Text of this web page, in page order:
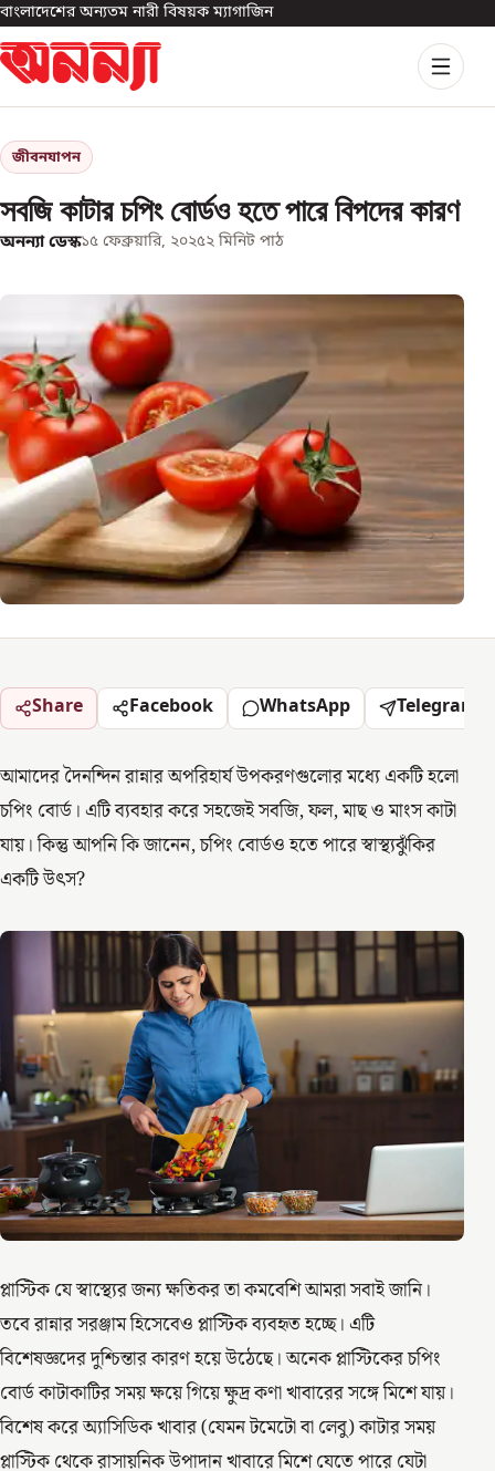
বাংলাদেশের অন্যতম নারী বিষয়ক ম্যাগাজিন
জীবনযাপন
সবজি কাটার চপিং বোর্ডও হতে পারে বিপদের কারণ
অনন্যা ডেস্ক১৫ ফেব্রুয়ারি, ২০২৫২ মিনিট পাঠ
Share Facebook WhatsApp Telegram
আমাদের দৈনন্দিন রান্নার অপরিহার্য উপকরণগুলোর মধ্যে একটি হলো
চপিং বোর্ড। এটি ব্যবহার করে সহজেই সবজি, ফল, মাছ ও মাংস কাটা
যায়। কিন্তু আপনি কি জানেন, চপিং বোর্ডও হতে পারে স্বাস্থ্যঝুঁকির
একটি উৎস?
প্লাস্টিক যে স্বাস্থ্যের জন্য ক্ষতিকর তা কমবেশি আমরা সবাই জানি।
তবে রান্নার সরঞ্জাম হিসেবেও প্লাস্টিক ব্যবহৃত হচ্ছে। এটি
বিশেষজ্ঞদের দুশ্চিন্তার কারণ হয়ে উঠেছে। অনেক প্লাস্টিকের চপিং
বোর্ড কাটাকাটির সময় ক্ষয়ে গিয়ে ক্ষুদ্র কণা খাবারের সঙ্গে মিশে যায়।
বিশেষ করে অ্যাসিডিক খাবার (যেমন টমেটো বা লেবু) কাটার সময়
প্লাস্টিক থেকে রাসায়নিক উপাদান খাবারে মিশে যেতে পারে যেটা